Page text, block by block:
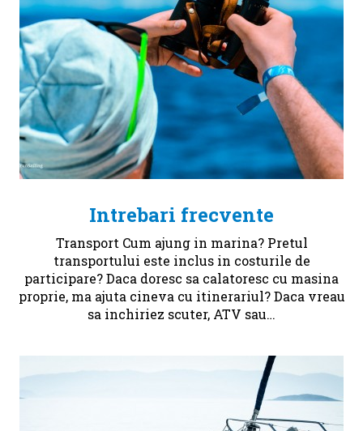
Intrebari frecvente
Transport Cum ajung in marina? Pretul
transportului este inclus in costurile de
participare? Daca doresc sa calatoresc cu masina
proprie, ma ajuta cineva cu itinerariul? Daca vreau
sa inchiriez scuter, ATV sau…